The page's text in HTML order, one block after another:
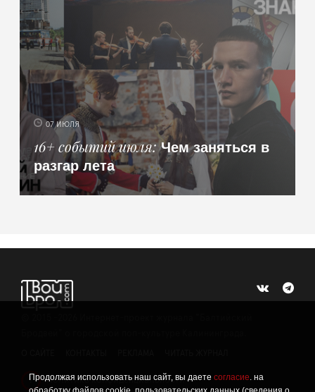
Продолжая использовать наш сайт, вы даете согласие. на
07 ИЮЛЯ
16+ событий июля Чем заняться в
разгар лета
! Политика конфиденциальности